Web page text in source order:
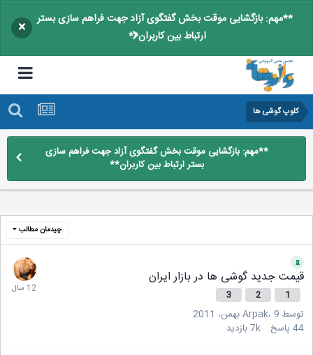
**مهم: بازگشایی موقت بخش گفتگوی آزاد جهت فراهم سازی بستر
ارتباط بین کاربران**
×
کلوپ گوشی ها
**مهم: بازگشایی موقت بخش گفتگوی آزاد جهت فراهم سازی
بستر ارتباط بین کاربران**
چیدمان مطالب
قیمت جدید گوشی ها در بازار ایران
1
2
3
توسط Arpak ،9 بهمن، 2011
44پاسخ 7kبازدید